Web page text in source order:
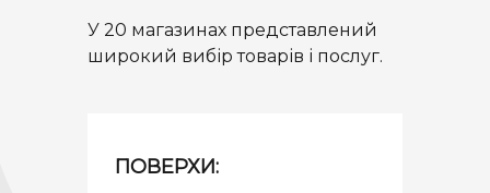
У 20 магазинах представлений
широкий вибір товарів і послуг.
ПОВЕРХИ: